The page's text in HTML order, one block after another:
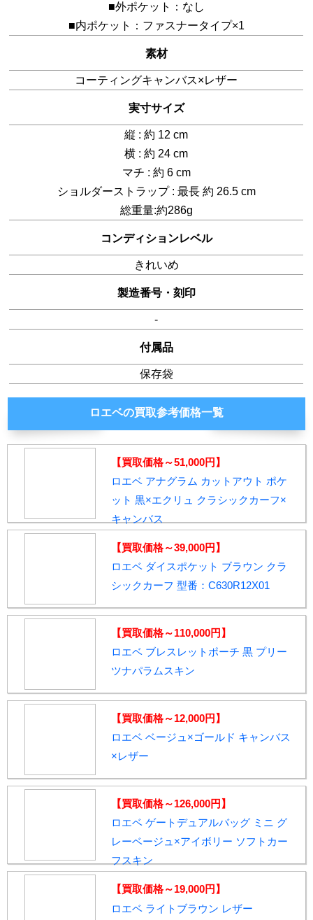
■外ポケット：なし
■内ポケット：ファスナータイプ×1
素材
コーティングキャンバス×レザー
実寸サイズ
縦 : 約 12 cm
横 : 約 24 cm
マチ : 約 6 cm
ショルダーストラップ : 最長 約 26.5 cm
総重量:約286g
コンディションレベル
きれいめ
製造番号・刻印
-
付属品
保存袋
ロエベの買取参考価格一覧
【買取価格～51,000円】
ロエベ アナグラム カットアウト ポケ
ット 黒×エクリュ クラシックカーフ×
キャンバス
【買取価格～39,000円】
ロエベ ダイスポケット ブラウン クラ
シックカーフ 型番：C630R12X01
【買取価格～110,000円】
ロエベ ブレスレットポーチ 黒 プリー
ツナパラムスキン
【買取価格～12,000円】
ロエベ ベージュ×ゴールド キャンバス
×レザー
【買取価格～126,000円】
ロエベ ゲートデュアルバッグ ミニ グ
レーベージュ×アイボリー ソフトカー
フスキン
【買取価格～19,000円】
ロエベ ライトブラウン レザー